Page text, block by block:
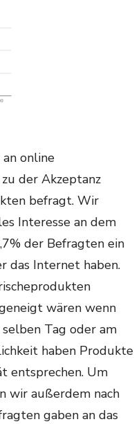
online
der Akzeptanz
befragt. Wir
Interesse an dem
der Befragten ein
das Internet haben.
wären wenn
Tag oder am
haben Produkte
entsprechen. Um
wir außerdem nach
gaben an das